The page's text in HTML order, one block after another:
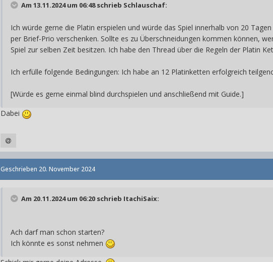
Am 13.11.2024 um 06:48 schrieb Schlauschaf:
Ich würde gerne die Platin erspielen und würde das Spiel innerhalb von 20
per Brief-Prio verschenken. Sollte es zu Überschneidungen kommen können,
Spiel zur selben Zeit besitzen. Ich habe den Thread über die Regeln der Platin
Ich erfülle folgende Bedingungen: Ich habe an 12 Platinketten erfolgreich
[Würde es gerne einmal blind durchspielen und anschließend mit Guide.]
Dabei
Geschrieben 20. November 2024
Am 20.11.2024 um 06:20 schrieb ItachiSaix:
Ach darf man schon starten?
Ich könnte es sonst nehmen